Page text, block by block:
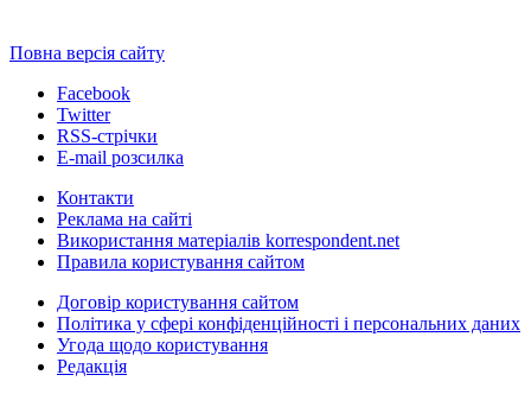
Повна версія сайту
Facebook
Twitter
RSS-стрічки
E-mail розсилка
Контакти
Реклама на сайті
Використання матеріалів korrespondent.net
Правила користування сайтом
Договір користування сайтом
Політика у сфері конфіденційності і персональних даних
Угода щодо користування
Редакція